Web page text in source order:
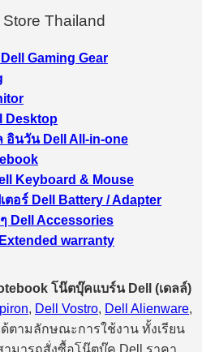
Thailand
Gaming Gear
Desktop
อินวัน Dell All-in-one
Keyboard & Mouse
ตอร์ Dell Battery / Adapter
Dell Accessories
warranty
โน๊ตบุ๊คแบร์น Dell (เดลล์)
, Dell Vostro, Dell Alienware,
ตามลักษณะการใช้งาน ทั้งเรียน
ามารถสั่งซื้อโน๊ตบุ๊ค Dell ราคา